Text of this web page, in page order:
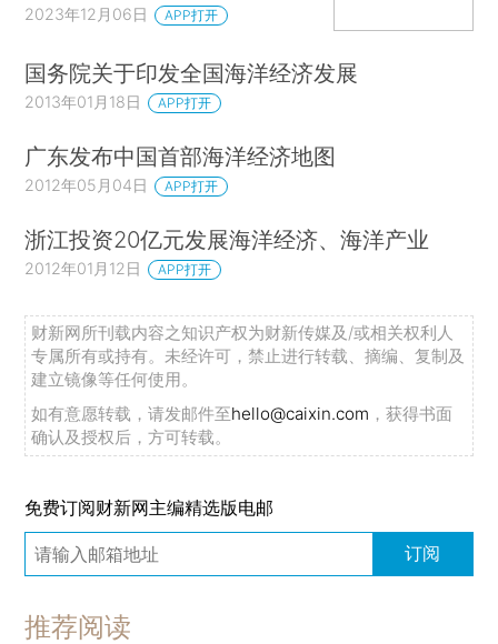
2023年12月06日 APP打开
国务院关于印发全国海洋经济发展
2013年01月18日 APP打开
广东发布中国首部海洋经济地图
2012年05月04日 APP打开
浙江投资20亿元发展海洋经济、海洋产业
2012年01月12日 APP打开
财新网所刊载内容之知识产权为财新传媒及/或相关权利人
专属所有或持有。未经许可，禁止进行转载、摘编、复制及
建立镜像等任何使用。
如有意愿转载，请发邮件至hello@caixin.com ，获得书面
确认及授权后，方可转载。
免费订阅财新网主编精选版电邮
订阅
推荐阅读